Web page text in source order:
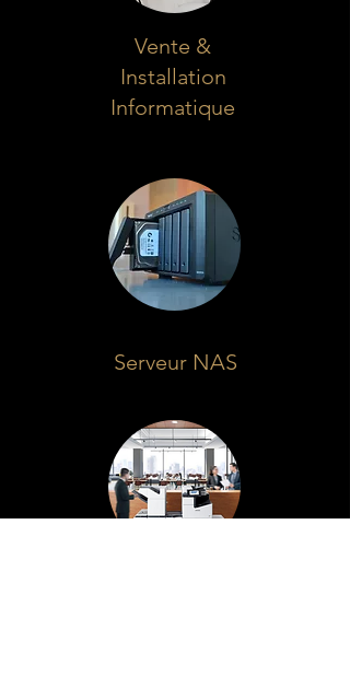
Vente &
Installation
Informatique
Serveur NAS